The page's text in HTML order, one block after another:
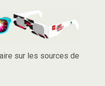
sur les sources de